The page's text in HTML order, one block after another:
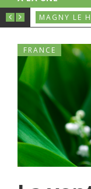
MAGNY LE
FRANCE